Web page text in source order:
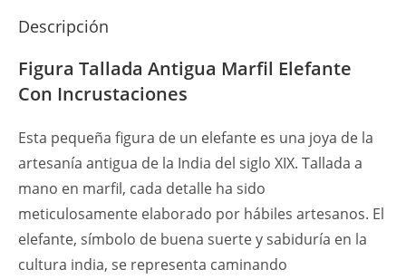
Descripción
Figura Tallada Antigua Marfil Elefante
Con Incrustaciones
Esta pequeña figura de un elefante es una joya de la
artesanía antigua de la India del siglo XIX. Tallada a
mano en marfil, cada detalle ha sido
meticulosamente elaborado por hábiles artesanos. El
elefante, símbolo de buena suerte y sabiduría en la
cultura india, se representa caminando